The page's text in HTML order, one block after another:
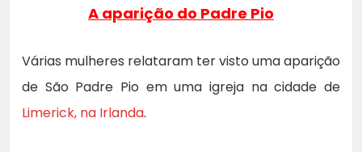
A aparição do Padre Pio
Várias mulheres relataram ter visto uma aparição
de São Padre Pio em uma igreja na cidade de
Limerick, na Irlanda.